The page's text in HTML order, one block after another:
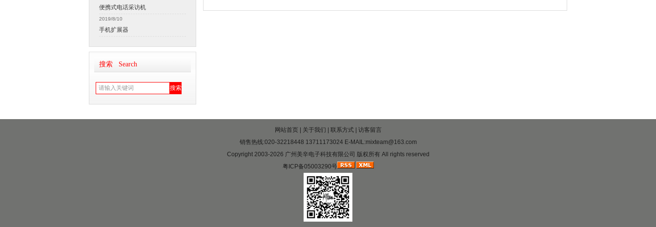
便携式电话采访机
2019/8/10
手机扩展器
搜索 Search
网站首页| 关于我们 联系方式| 访客留言
销售热线:020-32218448 13711173024 E-MAIL:mixteam@163.com
Copyright 2003-2026 广州美辛电子科技有限公司 版权所有 All rights reserved
粤ICP备05003290号